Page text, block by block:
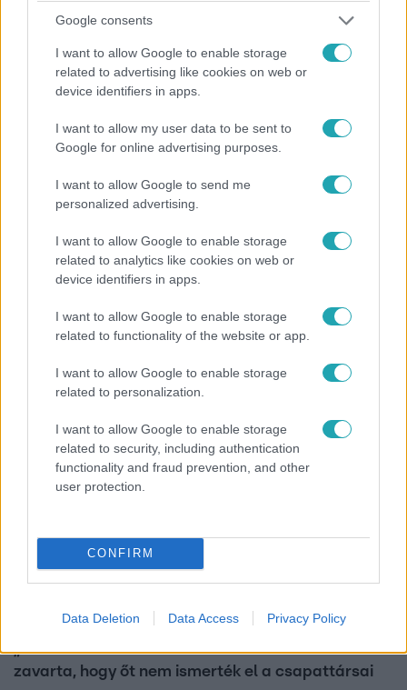
Google consents
I want to allow Google to enable storage
related to advertising like cookies on web or
device identifiers in apps.
I want to allow my user data to be sent to
Google for online advertising purposes.
I want to allow Google to send me
personalized advertising.
I want to allow Google to enable storage
related to analytics like cookies on web or
device identifiers in apps.
I want to allow Google to enable storage
related to functionality of the website or app.
I want to allow Google to enable storage
related to personalization.
I want to allow Google to enable storage
related to security, including authentication
functionality and fraud prevention, and other
user protection.
CONFIRM
Data Deletion Data Access Privacy Policy
Gálvölgyi János, Keleti Éva, Presser Gábor és
Csányi Vilmos is Budapest díszpolgára lett
A kitüntetést Csányi Vilmos, Keleti Éva, Kovács Katalin és
Presser Gábor is megkapta, Mécs Imre és Vágó István
2023. október 26. 21:00
„Simi sztárolása kicsit túl lett tolva” – Kornélt
zavarta, hogy őt nem ismerték el a csapattársai